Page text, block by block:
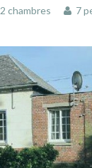
2 chambres 7